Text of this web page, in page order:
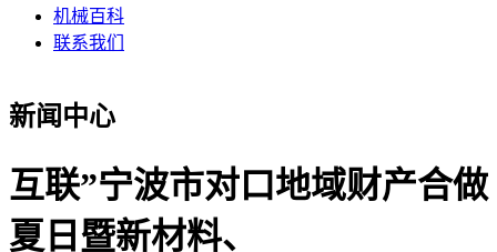
机械百科
联系我们
新闻中心
互联”宁波市对口地域财产合做
夏日暨新材料、